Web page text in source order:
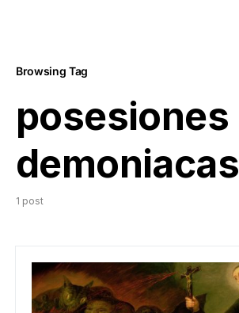
Browsing Tag
posesiones
demoniacas
1 post